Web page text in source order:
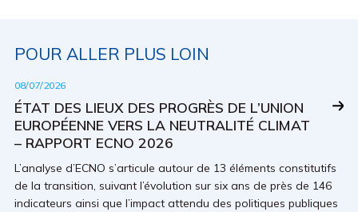
POUR ALLER PLUS LOIN
08/07/2026
ÉTAT DES LIEUX DES PROGRÈS DE L’UNION
EUROPÉENNE VERS LA NEUTRALITÉ CLIMAT
– RAPPORT ECNO 2026
L’analyse d’ECNO s’articule autour de 13 éléments constitutifs
de la transition, suivant l’évolution sur six ans de près de 146
indicateurs ainsi que l’impact attendu des politiques publiques